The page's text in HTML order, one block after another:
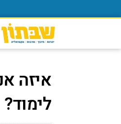
לימוד?